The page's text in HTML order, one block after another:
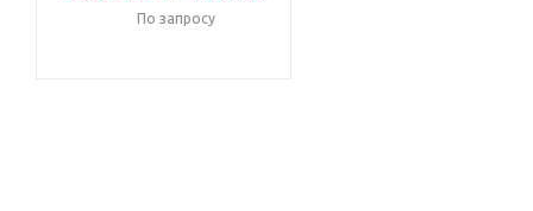
По запросу